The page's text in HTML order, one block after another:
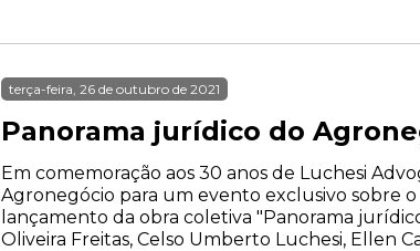
terça-feira, 26 de outubro de 2021
Panorama jurídico do
Em comemoração aos 30 anos de Luchesi
Agronegócio para um evento exclusivo sobre o
lançamento da obra coletiva "Panorama
Oliveira Freitas, Celso Umberto Luchesi, Ellen